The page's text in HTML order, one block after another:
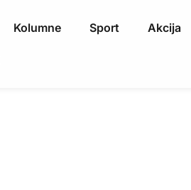
Kolumne Sport Akcija